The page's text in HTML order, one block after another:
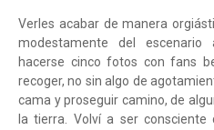
Verles acabar de manera
modestamente del
hacerse cinco fotos con fans
recoger, no sin algo de
cama y proseguir camino, de
la tierra. Volví a ser